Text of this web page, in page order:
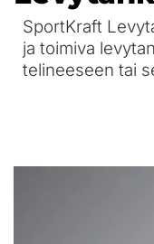
SportKraft
ja toimiva
telineeseen tai